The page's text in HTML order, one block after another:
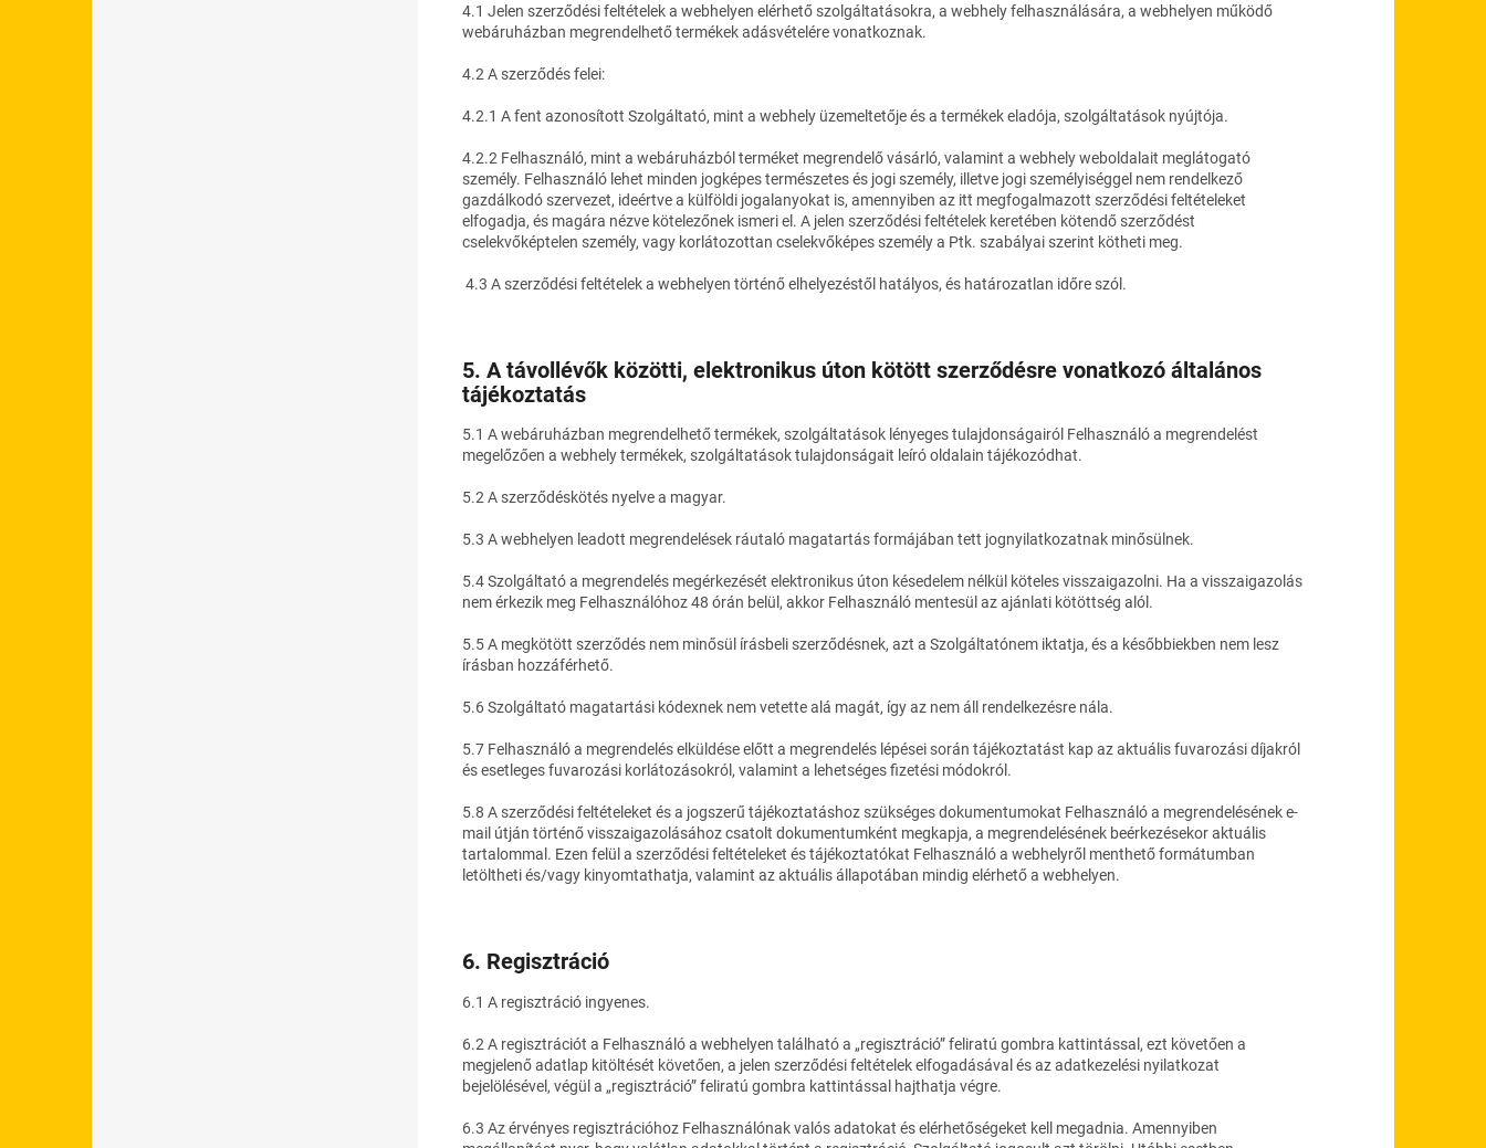
4.1 Jelen szerződési feltételek a webhelyen elérhető szolgáltatásokra, a webhely felhasználására, a webhelyen működő
webáruházban megrendelhető termékek adásvételére vonatkoznak.
4.2 A szerződés felei:
4.2.1 A fent azonosított Szolgáltató, mint a webhely üzemeltetője és a termékek eladója, szolgáltatások nyújtója.
4.2.2 Felhasználó, mint a webáruházból terméket megrendelő vásárló, valamint a webhely weboldalait meglátogató
személy. Felhasználó lehet minden jogképes természetes és jogi személy, illetve jogi személyiséggel nem rendelkező
gazdálkodó szervezet, ideértve a külföldi jogalanyokat is, amennyiben az itt megfogalmazott szerződési feltételeket
elfogadja, és magára nézve kötelezőnek ismeri el. A jelen szerződési feltételek keretében kötendő szerződést
cselekvőképtelen személy, vagy korlátozottan cselekvőképes személy a Ptk. szabályai szerint kötheti meg.
4.3 A szerződési feltételek a webhelyen történő elhelyezéstől hatályos, és határozatlan időre szól.
5. A távollévők közötti, elektronikus úton kötött szerződésre vonatkozó általános
tájékoztatás
5.1 A webáruházban megrendelhető termékek, szolgáltatások lényeges tulajdonságairól Felhasználó a megrendelést
megelőzően a webhely termékek, szolgáltatások tulajdonságait leíró oldalain tájékozódhat.
5.2 A szerződéskötés nyelve a magyar.
5.3 A webhelyen leadott megrendelések ráutaló magatartás formájában tett jognyilatkozatnak minősülnek.
5.4 Szolgáltató a megrendelés megérkezését elektronikus úton késedelem nélkül köteles visszaigazolni. Ha a visszaigazolás
nem érkezik meg Felhasználóhoz 48 órán belül, akkor Felhasználó mentesül az ajánlati kötöttség alól.
5.5 A megkötött szerződés nem minősül írásbeli szerződésnek, azt a Szolgáltatónem iktatja, és a későbbiekben nem lesz
írásban hozzáférhető.
5.6 Szolgáltató magatartási kódexnek nem vetette alá magát, így az nem áll rendelkezésre nála.
5.7 Felhasználó a megrendelés elküldése előtt a megrendelés lépései során tájékoztatást kap az aktuális fuvarozási díjakról
és esetleges fuvarozási korlátozásokról, valamint a lehetséges fizetési módokról.
5.8 A szerződési feltételeket és a jogszerű tájékoztatáshoz szükséges dokumentumokat Felhasználó a megrendelésének e-
mail útján történő visszaigazolásához csatolt dokumentumként megkapja, a megrendelésének beérkezésekor aktuális
tartalommal. Ezen felül a szerződési feltételeket és tájékoztatókat Felhasználó a webhelyről menthető formátumban
letöltheti és/vagy kinyomtathatja, valamint az aktuális állapotában mindig elérhető a webhelyen.
6. Regisztráció
6.1 A regisztráció ingyenes.
6.2 A regisztrációt a Felhasználó a webhelyen található a „regisztráció” feliratú gombra kattintással, ezt követően a
megjelenő adatlap kitöltését követően, a jelen szerződési feltételek elfogadásával és az adatkezelési nyilatkozat
bejelölésével, végül a „regisztráció” feliratú gombra kattintással hajthatja végre.
6.3 Az érvényes regisztrációhoz Felhasználónak valós adatokat és elérhetőségeket kell megadnia. Amennyiben